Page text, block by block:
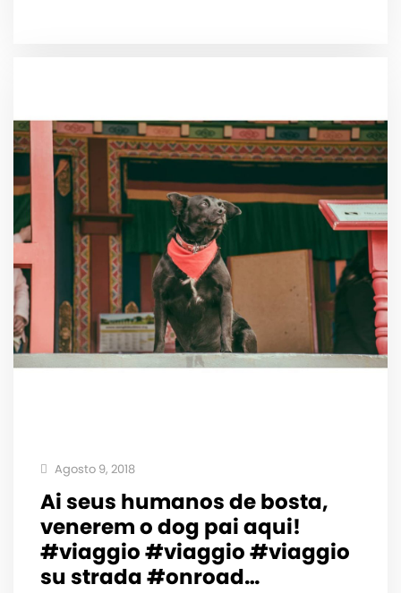
Agosto 9, 2018
Ai seus humanos de bosta,
venerem o dog pai aqui!
#viaggio #viaggio #viaggio
su strada #onroad…